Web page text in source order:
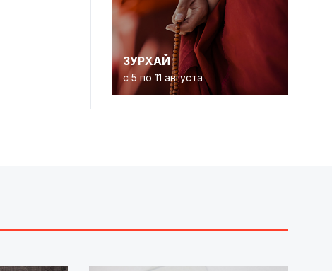
ЗУРХАЙ
с 5 по 11 августа